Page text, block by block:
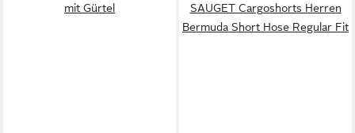
mit Gürtel
SAUGET Cargoshorts Herren
Bermuda Short Hose Regular Fit